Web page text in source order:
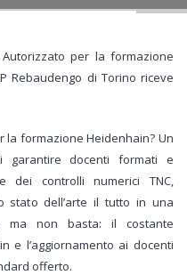
per la formazione
Rebaudengo di Torino riceve
la formazione Heidenhain? Un
docenti formati e
dei controlli numerici TNC,
stato dell’arte il tutto in una
ma non basta: il costante
e l’aggiornamento ai docenti
offerto.